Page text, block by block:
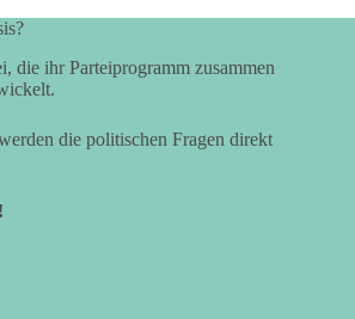
die ihr Parteiprogramm zusammen
die politischen Fragen direkt